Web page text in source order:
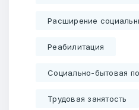
Расширение
Реабилитация
Социально-бытовая
Трудовая занятость